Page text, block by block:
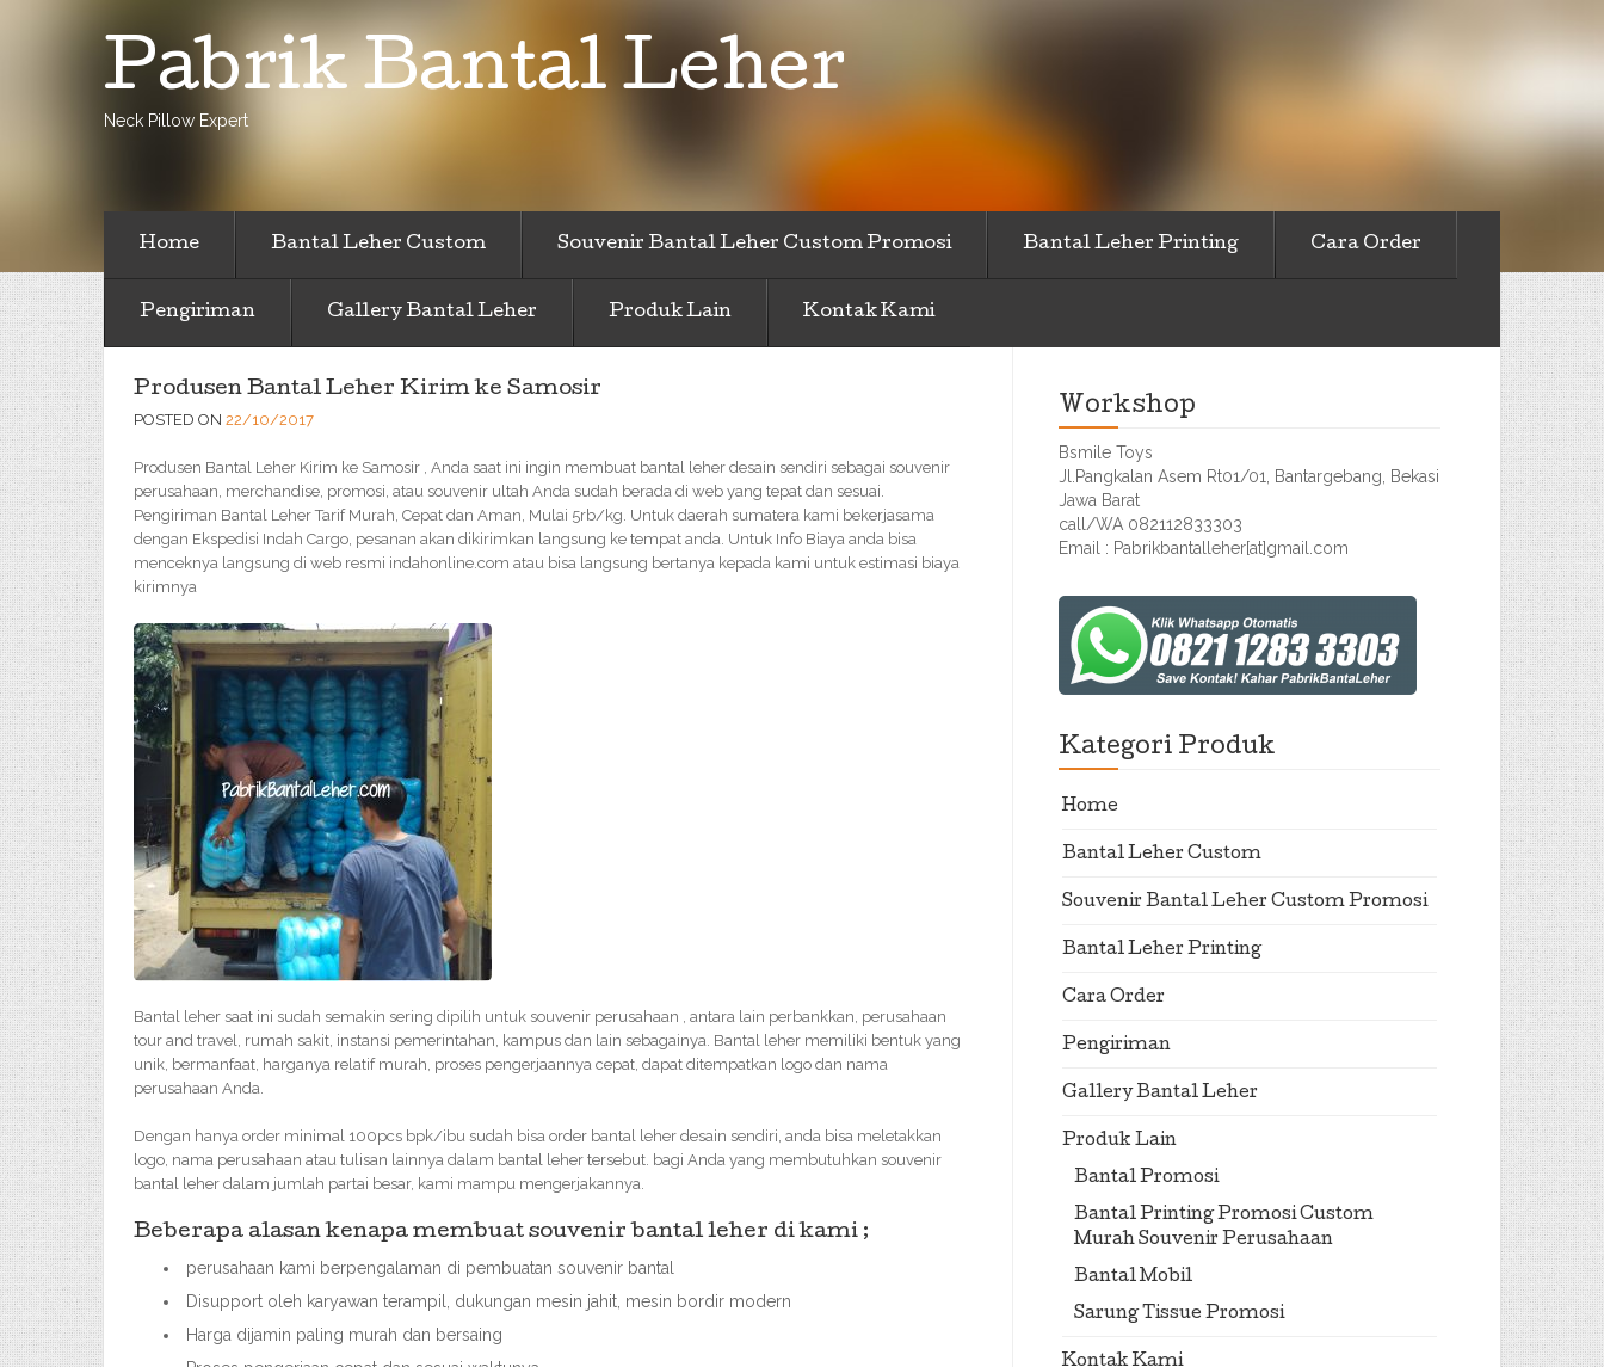
Pabrik Bantal Leher
Neck Pillow Expert
Home Bantal Leher Custom Souvenir Bantal Leher Custom Promosi Bantal Leher Printing Cara Order
Pengiriman Gallery Bantal Leher Produk Lain Kontak Kami
Produsen Bantal Leher Kirim ke Samosir
POSTED ON 22/10/2017
Produsen Bantal Leher Kirim ke Samosir , Anda saat ini ingin membuat bantal leher desain sendiri sebagai souvenir
perusahaan, merchandise, promosi, atau souvenir ultah Anda sudah berada di web yang tepat dan sesuai.
Pengiriman Bantal Leher Tarif Murah, Cepat dan Aman, Mulai 5rb/kg. Untuk daerah sumatera kami bekerjasama
dengan Ekspedisi Indah Cargo, pesanan akan dikirimkan langsung ke tempat anda. Untuk Info Biaya anda bisa
menceknya langsung di web resmi indahonline.com atau bisa langsung bertanya kepada kami untuk estimasi biaya
kirimnya
Bantal leher saat ini sudah semakin sering dipilih untuk souvenir perusahaan , antara lain perbankkan, perusahaan
tour and travel, rumah sakit, instansi pemerintahan, kampus dan lain sebagainya. Bantal leher memiliki bentuk yang
unik, bermanfaat, harganya relatif murah, proses pengerjaannya cepat, dapat ditempatkan logo dan nama
perusahaan Anda.
Dengan hanya order minimal 100pcs bpk/ibu sudah bisa order bantal leher desain sendiri, anda bisa meletakkan
logo, nama perusahaan atau tulisan lainnya dalam bantal leher tersebut. bagi Anda yang membutuhkan souvenir
bantal leher dalam jumlah partai besar, kami mampu mengerjakannya.
Beberapa alasan kenapa membuat souvenir bantal leher di kami ;
perusahaan kami berpengalaman di pembuatan souvenir bantal
Disupport oleh karyawan terampil, dukungan mesin jahit, mesin bordir modern
Harga dijamin paling murah dan bersaing
Workshop
Bsmile Toys
Jl.Pangkalan Asem Rt01/01, Bantargebang, Bekasi
Jawa Barat
call/WA 082112833303
Email : Pabrikbantalleher[at]gmail.com
Kategori Produk
Home
Bantal Leher Custom
Souvenir Bantal Leher Custom Promosi
Bantal Leher Printing
Cara Order
Pengiriman
Gallery Bantal Leher
Produk Lain
Bantal Promosi
Bantal Printing Promosi Custom
Murah Souvenir Perusahaan
Bantal Mobil
Sarung Tissue Promosi
Kontak Kami